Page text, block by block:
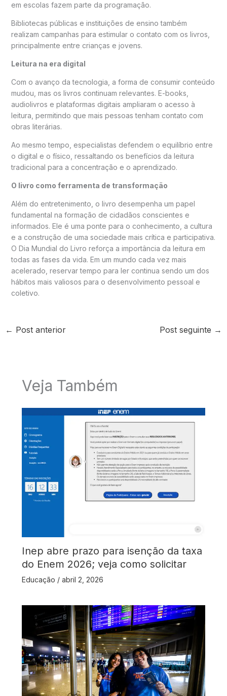
em escolas fazem parte da programação.
Bibliotecas públicas e instituições de ensino também
realizam campanhas para estimular o contato com os livros,
principalmente entre crianças e jovens.
Leitura na era digital
Com o avanço da tecnologia, a forma de consumir conteúdo
mudou, mas os livros continuam relevantes. E-books,
audiolivros e plataformas digitais ampliaram o acesso à
leitura, permitindo que mais pessoas tenham contato com
obras literárias.
Ao mesmo tempo, especialistas defendem o equilíbrio entre
o digital e o físico, ressaltando os benefícios da leitura
tradicional para a concentração e o aprendizado.
O livro como ferramenta de transformação
Além do entretenimento, o livro desempenha um papel
fundamental na formação de cidadãos conscientes e
informados. Ele é uma ponte para o conhecimento, a cultura
e a construção de uma sociedade mais crítica e participativa.
O Dia Mundial do Livro reforça a importância da leitura em
todas as fases da vida. Em um mundo cada vez mais
acelerado, reservar tempo para ler continua sendo um dos
hábitos mais valiosos para o desenvolvimento pessoal e
coletivo.
← Post anterior Post seguinte →
Veja Também
Inep abre prazo para isenção da taxa
do Enem 2026; veja como solicitar
Educação / abril 2, 2026